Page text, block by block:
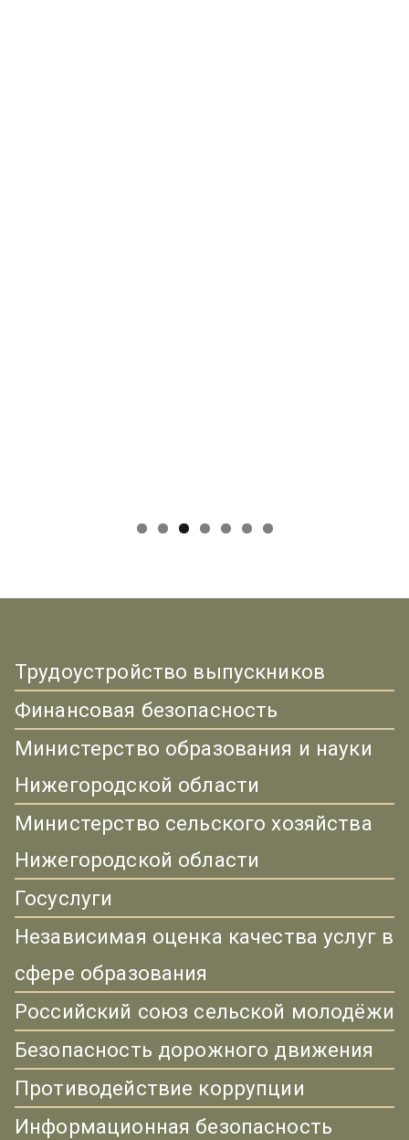
Трудоустройство выпускников
Финансовая безопасность
Министерство образования и науки
Нижегородской области
Министерство сельского хозяйства
Нижегородской области
Госуслуги
Независимая оценка качества услуг в
сфере образования
Российский союз сельской молодёжи
Безопасность дорожного движения
Противодействие коррупции
Информационная безопасность